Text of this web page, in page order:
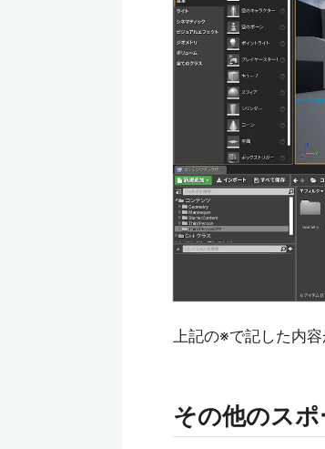
上記の※で記した内容
その他のス